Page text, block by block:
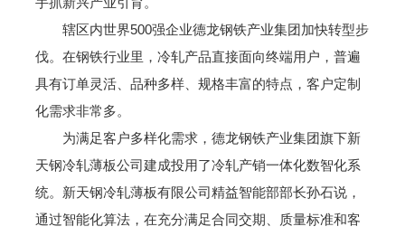
辖区内世界500强企业德龙钢铁产业集团加快转型步
伐。在钢铁行业里，冷轧产品直接面向终端用户，普遍
具有订单灵活、品种多样、规格丰富的特点，客户定制
化需求非常多。
为满足客户多样化需求，德龙钢铁产业集团旗下新
天钢冷轧薄板公司建成投用了冷轧产销一体化数智化系
统。新天钢冷轧薄板有限公司精益智能部部长孙石说，
通过智能化算法，在充分满足合同交期、质量标准和客